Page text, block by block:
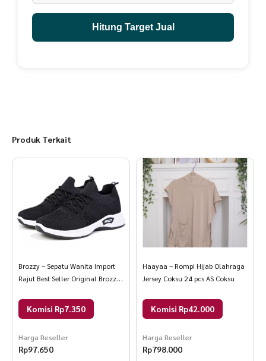
Hitung Target Jual
Produk Terkait
Brozzy – Sepatu Wanita Import
Rajut Best Seller Original Brozzy
Komisi Rp7.350
Harga Reseller
Rp97.650
Haayaa – Rompi Hijab Olahraga
Jersey Coksu 24 pcs AS Coksu
Komisi Rp42.000
Harga Reseller
Rp798.000